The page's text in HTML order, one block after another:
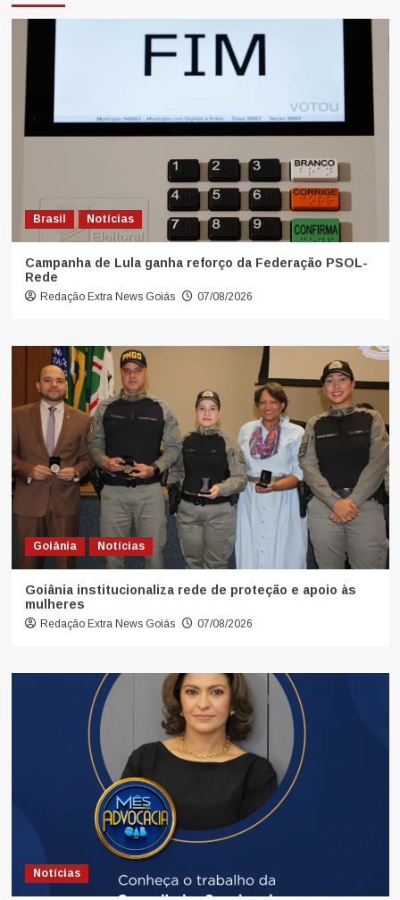
Brasil Notícias
Campanha de Lula ganha reforço da Federação PSOL-
Rede
Redação Extra News Goiás 07/08/2026
Goiânia Notícias
Goiânia institucionaliza rede de proteção e apoio às
mulheres
Redação Extra News Goiás 07/08/2026
Notícias